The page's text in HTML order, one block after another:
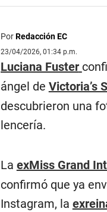
PorRedacción EC
23/04/2026, 01:34 p.m.
Luciana Fuster
ángel de Victoria’s
descubrieron una
lencería.
La exMiss Grand
confirmó que ya
Instagram, la